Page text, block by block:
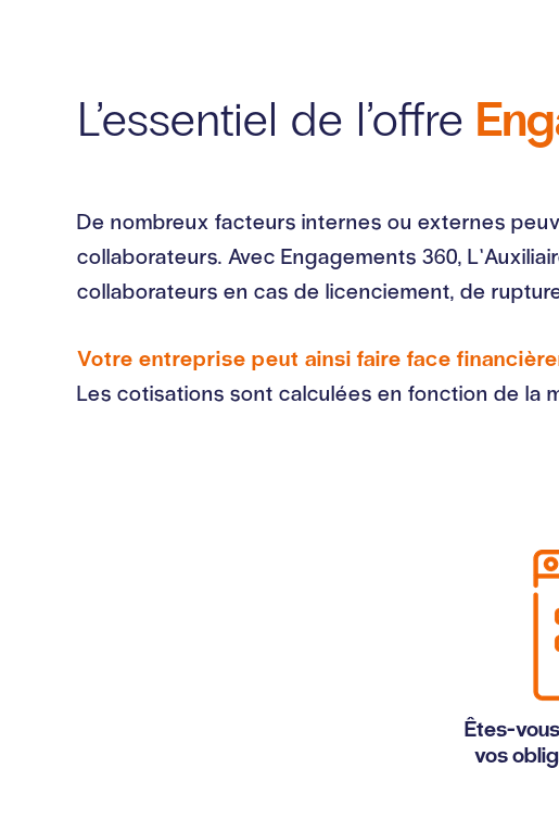
L’essentiel de l’offre
De nombreux facteurs internes ou externes
collaborateurs. Avec Engagements 360,
collaborateurs en cas de licenciement, de
Votre entreprise peut ainsi faire face
Les cotisations sont calculées en fonction de la
Êtes-
vos